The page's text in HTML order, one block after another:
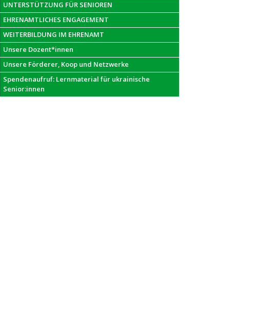
UNTERSTÜTZUNG FÜR SENIOREN
EHRENAMTLICHES ENGAGEMENT
WEITERBILDUNG IM EHRENAMT
Unsere Dozent*innen
Unsere Förderer, Koop und Netzwerke
Spendenaufruf: Lernmaterial für ukrainische
Senior:innen